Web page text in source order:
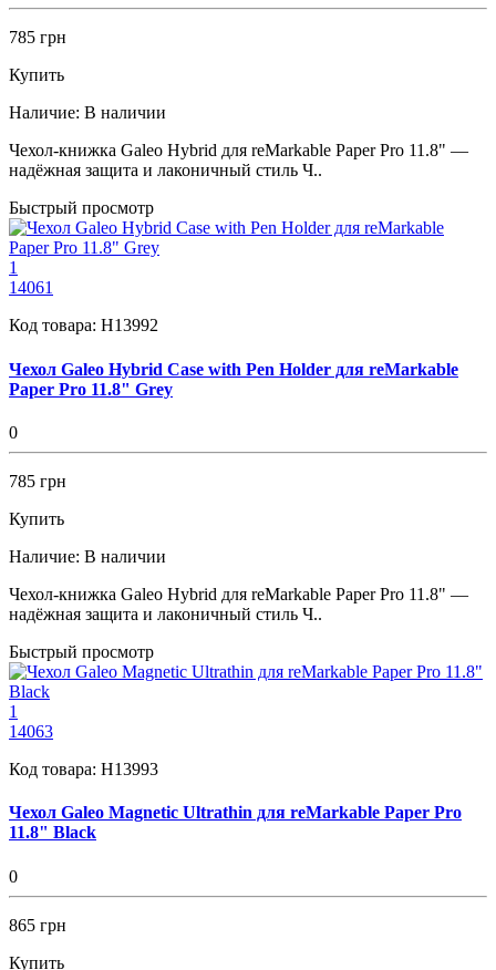
785 грн
Купить
Наличие: В наличии
Чехол-книжка Galeo Hybrid для reMarkable Paper Pro 11.8" —
надёжная защита и лаконичный стиль Ч..
Быстрый просмотр
1
14061
Код товара: H13992
Чехол Galeo Hybrid Case with Pen Holder для reMarkable
Paper Pro 11.8" Grey
0
785 грн
Купить
Наличие: В наличии
Чехол-книжка Galeo Hybrid для reMarkable Paper Pro 11.8" —
надёжная защита и лаконичный стиль Ч..
Быстрый просмотр
1
14063
Код товара: H13993
Чехол Galeo Magnetic Ultrathin для reMarkable Paper Pro
11.8" Black
0
865 грн
Купить